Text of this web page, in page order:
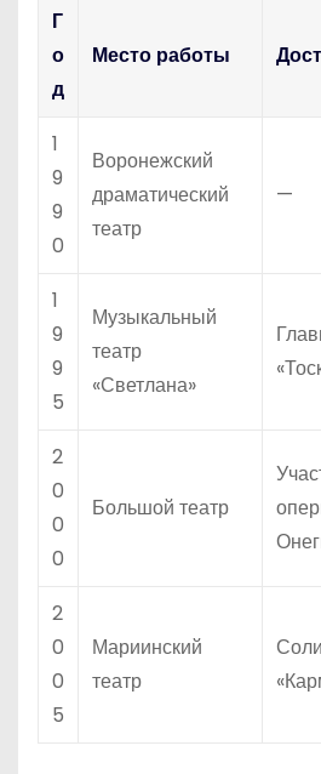
Г
о
д
Место работы
1
9
9
0
Воронежский
драматический
театр
—
1
9
9
5
Музыкальный
театр
«Светлана»
2
0
0
0
Большой театр
2
0
0
5
Мариинский
театр